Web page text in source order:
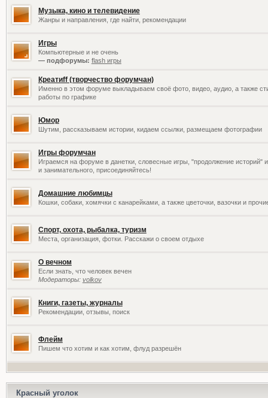
Музыка, кино и телевидение
Жанры и направления, где найти, рекомендации
Игры
Компьютерные и не очень
— подфорумы: flash игры
Креатиff (творчество форумчан)
Именно в этом форуме выкладываем своё фото, видео, аудио, а также
работы по графике
Юмор
Шутим, рассказываем истории, кидаем ссылки, размещаем фотографии
Игры форумчан
Играемся на форуме в данетки, словесные игры, "продолжение историй"
и занимательного, присоединяйтесь!
Домашние любимцы
Кошки, собаки, хомячки с канарейками, а также цветочки, вазочки и
Спорт, охота, рыбалка, туризм
Места, организация, фотки. Расскажи о своем отдыхе
О вечном
Если знать, что человек вечен
Модераторы: volkov
Книги, газеты, журналы
Рекомендации, отзывы, поиск
Флейм
Пишем что хотим и как хотим, флуд разрешён
Красный уголок